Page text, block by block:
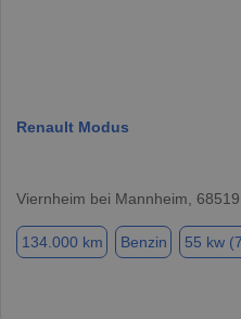
Renault Modus
Viernheim bei Mannheim, 68519
134.000 km Benzin 55 kw